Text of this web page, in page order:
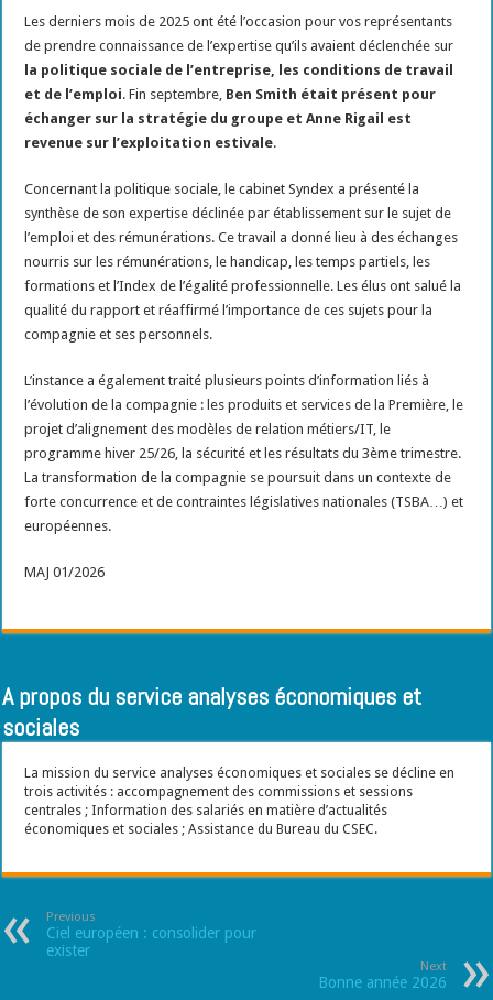
Les derniers mois de 2025 ont été l’occasion pour vos représentants
de prendre connaissance de l’expertise qu’ils avaient déclenchée sur
la politique sociale de l’entreprise, les conditions de travail
et de l’emploi. Fin septembre, Ben Smith était présent pour
échanger sur la stratégie du groupe et Anne Rigail est
revenue sur l’exploitation estivale.
Concernant la politique sociale, le cabinet Syndex a présenté la
synthèse de son expertise déclinée par établissement sur le sujet de
l’emploi et des rémunérations. Ce travail a donné lieu à des échanges
nourris sur les rémunérations, le handicap, les temps partiels, les
formations et l’Index de l’égalité professionnelle. Les élus ont salué la
qualité du rapport et réaffirmé l’importance de ces sujets pour la
compagnie et ses personnels.
L’instance a également traité plusieurs points d’information liés à
l’évolution de la compagnie : les produits et services de la Première, le
projet d’alignement des modèles de relation métiers/IT, le
programme hiver 25/26, la sécurité et les résultats du 3ème trimestre.
La transformation de la compagnie se poursuit dans un contexte de
forte concurrence et de contraintes législatives nationales (TSBA…) et
européennes.
MAJ 01/2026
A propos du service analyses économiques et
sociales
La mission du service analyses économiques et sociales se décline en
trois activités : accompagnement des commissions et sessions
centrales ; Information des salariés en matière d’actualités
économiques et sociales ; Assistance du Bureau du CSEC.
Previous
Ciel européen : consolider pour
exister
Next
Bonne année 2026